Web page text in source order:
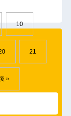
10
21
»